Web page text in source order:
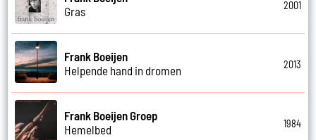
Gras
2001
Frank Boeijen
Helpende hand in dromen
2013
Frank Boeijen Groep
Hemelbed
1984